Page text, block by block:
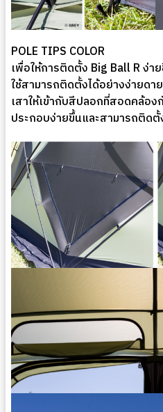
POLE TIPS COLOR
เพื่อให้การติดตั้ง Big Ball R ง่า
ใช้สามารถติดตั้งได้อย่างง่ายด
เสาให้เข้ากับสีปลอกที่สอดคล้อง
ประกอบง่ายขึ้นและสามารถติดตั้